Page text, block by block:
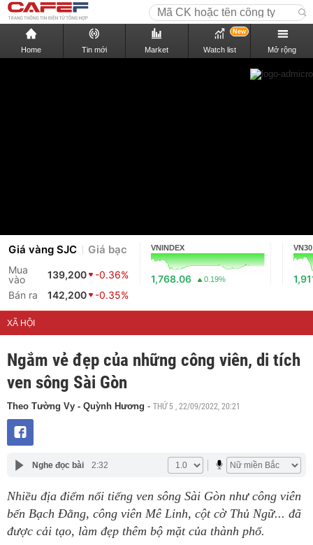
Home Tin mới Market Watch list
New
Mở rộng
Giá vàng SJC Giá bạc
Mua
vào
139,200
-0.36%
Bán ra
142,200 -0.35%
VNINDEX
1,768.06 0.19%
VN30
XÃ HỘI
Ngắm vẻ đẹp của những công viên, di tích
ven sông Sài Gòn
Theo Tường Vy - Quỳnh Hương - THỨ 5 , 22/09/2022, 20:21
Nghe đọc bài 2:32
Nhiều địa điểm nổi tiếng ven sông Sài Gòn như công viên
bến Bạch Đằng, công viên Mê Linh, cột cờ Thủ Ngữ... đã
được cải tạo, làm đẹp thêm bộ mặt của thành phố.